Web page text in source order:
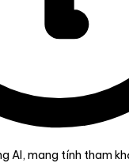
AI, mang tính tham